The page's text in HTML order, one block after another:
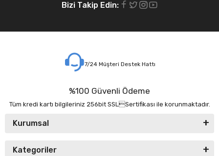
Bizi Takip Edin:
7/24 Müşteri Destek Hattı
%100 Güvenli Ödeme
Tüm kredi kartı bilgileriniz 256bit SSLSertifikası ile korunmaktadır.
Kurumsal
Kategoriler